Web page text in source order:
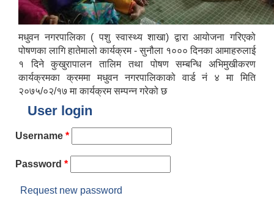
मधुवन नगरपालिका ( पशु स्वास्थ्य शाखा) द्वारा आयोजना गरिएको
पोषणका लागि हातेमालो कार्यक्रम - सुनौला १००० दिनका आमाहरुलाई
१ दिने कुखुरापालन तालिम तथा पोषण सम्बन्धि अभिमुखीकरण
कार्यक्रमका क्रममा मधुवन नगरपालिकाको वार्ड नं ४ मा मिति
२०७५/०२/१७ मा कार्यक्रम सम्पन्न गरेको छ
User login
Username *
Password *
Request new password